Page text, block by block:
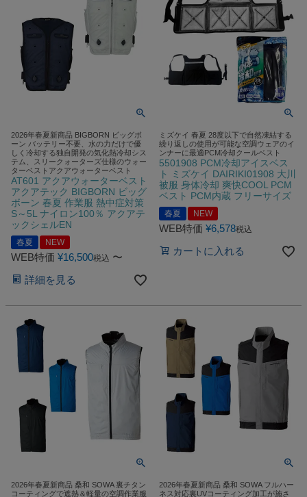
2026年春夏新商品 BIGBORN ビッグボ
ーン バッテリー不要、水の力だけで優
しく冷却する独自開発の気化熱冷却シス
テム、スリークォーターズ仕様のウォー
ターベストアクアウォーターベスト
AT601 アクアウォーターベスト
アクアテック BIGBORN ビッグ
ボーン 春夏 作業服 熱中症対策
S～5L ナイロン100％ アクアテ
ックシェルEN
春夏 NEW
WEB特価 ¥16,500税込 〜
詳細を見る
ミズケイ 春夏 28度以下で自然凍結する
繰り返しの使用が可能な空調ウェアのイ
ンナーに最適PCM冷却クールベスト
5501908 PCM冷却アイスベス
ト ミズケイ DAIRIKI01908 大川
被服 身体冷却 爽快COOL PCM
ベスト PCM内蔵 フリーサイズ
春夏 NEW
WEB特価 ¥6,578税込
カートに入れる
2026年春夏新商品 桑和 SOWA 裏チタン
コーティングで遮熱＆軽量の空調作業服
2026年春夏新商品 桑和 SOWA フルハー
ネス対応裏UVコーティング加工が施さ